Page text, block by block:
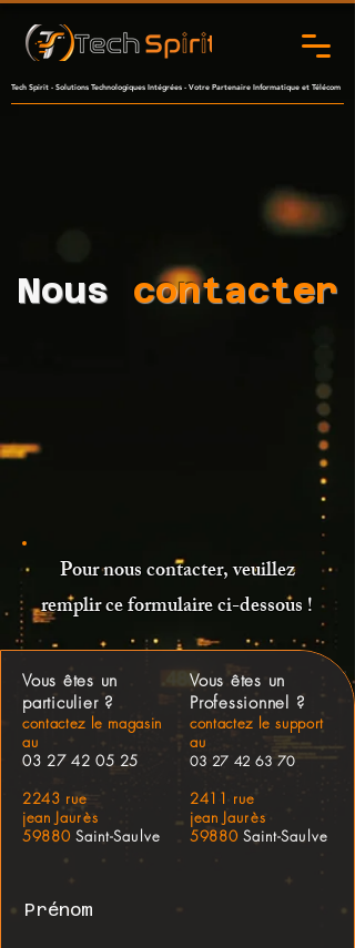
Tech Spirit - Solutions Technologiques Intégrées - Votre Partenaire Informatique et Télécom
Nous contacter
Pour nous contacter, veuillez
remplir ce formulaire ci-dessous !
Vous êtes un
particulier ?
contactez le magasin
au
03 27 42 05 25
2243 rue
jean Jaurès
59880 Saint-Saulve
Vous êtes un
Professionnel ?
contactez le support
au
03 27 42 63 70
2411 rue
jean Jaurès
59880 Saint-Saulve
Prénom